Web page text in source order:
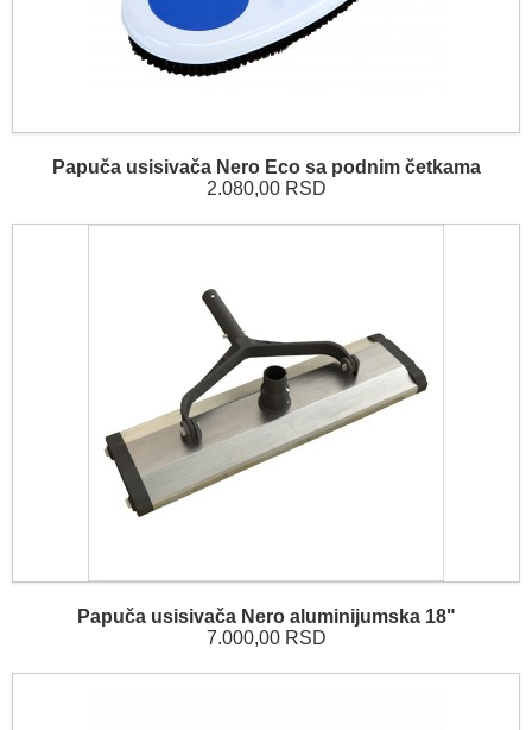
Papuča usisivača Nero Eco sa podnim četkama
2.080,00 RSD
Papuča usisivača Nero aluminijumska 18"
7.000,00 RSD